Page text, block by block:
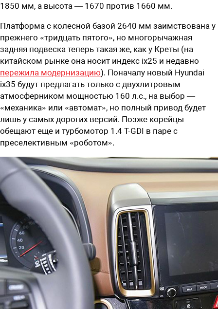
1850 мм, а высота — 1670 против 1660 мм.
Платформа с колесной базой 2640 мм заимствована у
прежнего «тридцать пятого», но многорычажная
задняя подвеска теперь такая же, как у Креты (на
китайском рынке она носит индекс ix25 и недавно
пережила модернизацию). Поначалу новый Hyundai
ix35 будут предлагать только с двухлитровым
атмосферником мощностью 160 л.с., на выбор —
«механика» или «автомат», но полный привод будет
лишь у самых дорогих версий. Позже корейцы
обещают еще и турбомотор 1.4 T-GDI в паре с
преселективным «роботом».